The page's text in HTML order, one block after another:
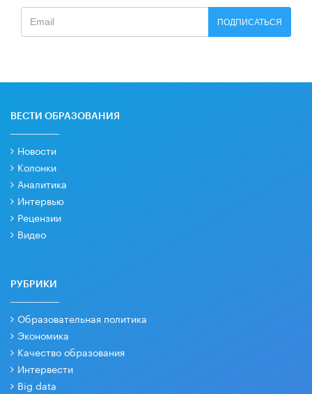
ПОДПИСАТЬСЯ
ВЕСТИ ОБРАЗОВАНИЯ
Новости
Колонки
Аналитика
Интервью
Рецензии
Видео
РУБРИКИ
Образовательная политика
Экономика
Качество образования
Интервести
Big data